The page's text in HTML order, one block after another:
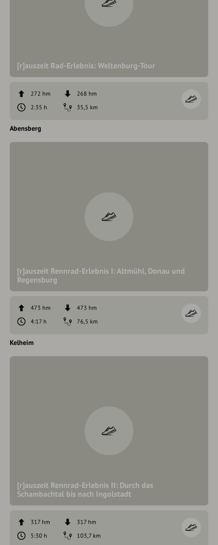
[r]auszeit Rad-Erlebnis: Weltenburg-Tour
272 hm
268 hm
2:35 h
35,5 km
Abensberg
[r]auszeit Rennrad-Erlebnis I: Altmühl, Donau und
Regensburg
473 hm
473 hm
4:17 h
76,5 km
Kelheim
[r]auszeit Rennrad-Erlebnis II: Durch das
Schambachtal bis nach Ingolstadt
317 hm
317 hm
5:30 h
103,7 km